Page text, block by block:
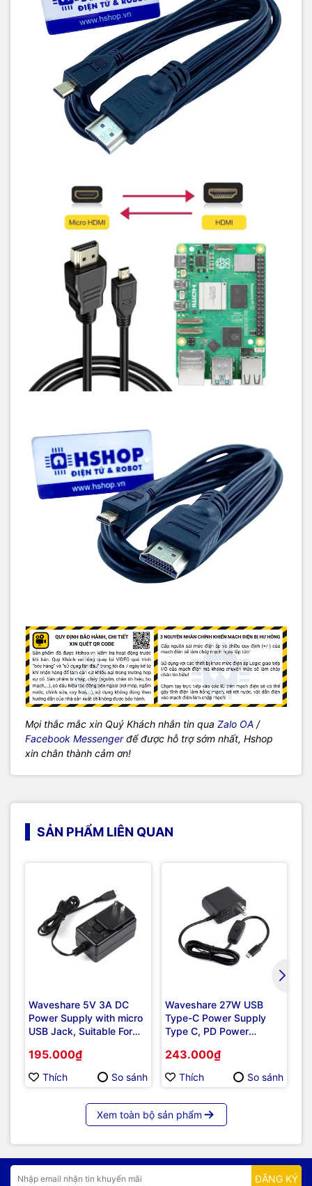
Mọi thắc mắc xin Quý Khách nhắn tin qua Zalo OA /
Facebook Messengerđể được hỗ trợ sớm nhất, Hshop
xin chân thành cảm ơn!
SẢN PHẨM LIÊN QUAN
Waveshare 5V 3A DC
Power Supply with micro
USB Jack, Suitable For
195.000₫
Thích So sánh
Waveshare 27W USB
Type-C Power Supply
Type C, PD Power
Raspberry Pi 5
243.000₫
Thích So sánh
Xem toàn bộ sản phẩm
ĐĂNG KÝ